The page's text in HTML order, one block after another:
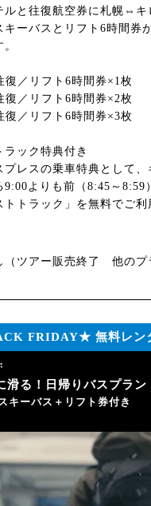
ルと往復航空券に札幌⇔キ
キーバスとリフト6時間券
／リフト6時間券×1枚
／リフト6時間券×2枚
／リフト6時間券×3枚
ック特典付き
プレスの乗車特典として、
9:00よりも前（8:45～8:59
トトラック」を無料でご利
（ツアー販売終了 他のプ
FRIDAY★ 無料レン
滑る！日帰りバスプラン
キーバス＋リフト券付き